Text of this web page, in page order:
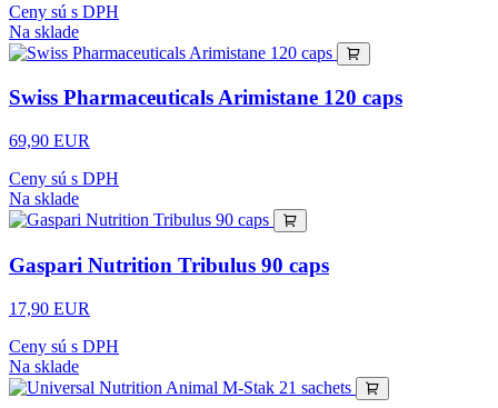
Ceny sú s DPH
Na sklade
Swiss Pharmaceuticals Arimistane 120 caps
69,90 EUR
Ceny sú s DPH
Na sklade
Gaspari Nutrition Tribulus 90 caps
17,90 EUR
Ceny sú s DPH
Na sklade